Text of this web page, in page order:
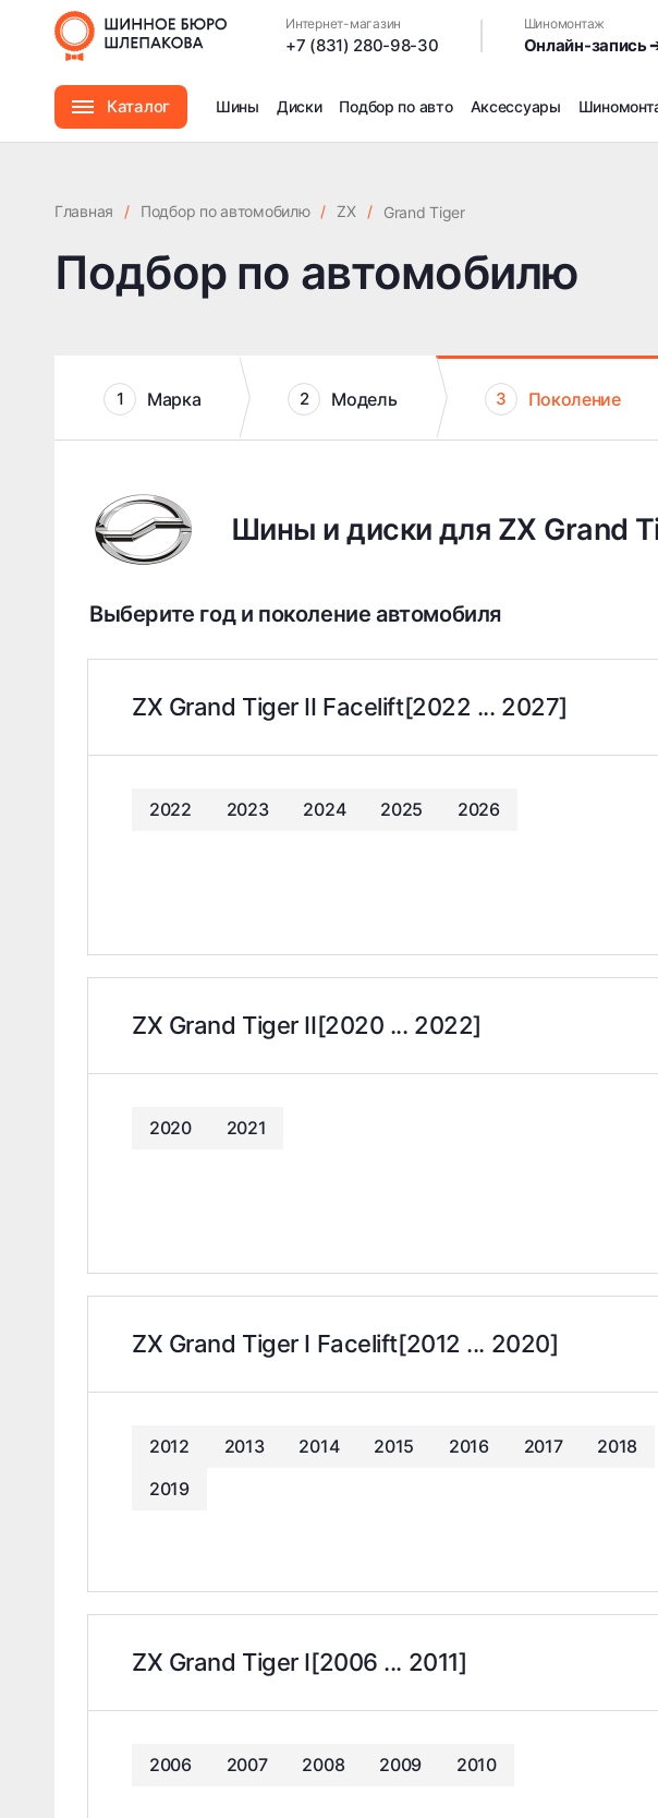
Интернет-магазин
+7 (831) 280-98-30
Шиномонтаж
Онлайн-запись
Каталог
Автомасла
Шины Диски Подбор по авто Аксессуары
Сезонное хранение
Правка дисков
Снятие секреток,
Доп услуги на
Дошиповка,
Шумоизоляция
Главная / Подбор по автомобилю / ZX / Grand Tiger
Подбор по автомобилю
1 Марка 2 Модель 3 Поколение
Шины и диски для ZX Grand
Выберите год и поколение автомобиля
ZX Grand Tiger II Facelift[2022 ... 2027]
2022 2023 2024 2025 2026
ZX Grand Tiger II[2020 ... 2022]
2020 2021
ZX Grand Tiger I Facelift[2012 ... 2020]
2012 2013 2014 2015 2016 2017
2018
2019
ZX Grand Tiger I[2006 ... 2011]
2006 2007 2008 2009 2010